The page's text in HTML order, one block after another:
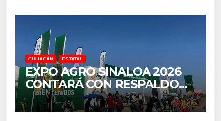
CULIACÁN ESTATAL
EXPO AGRO SINALOA 2026
CONTARÁ CON RESPALDO
FINANCIERO Y SEGURIDAD
REFORZADA